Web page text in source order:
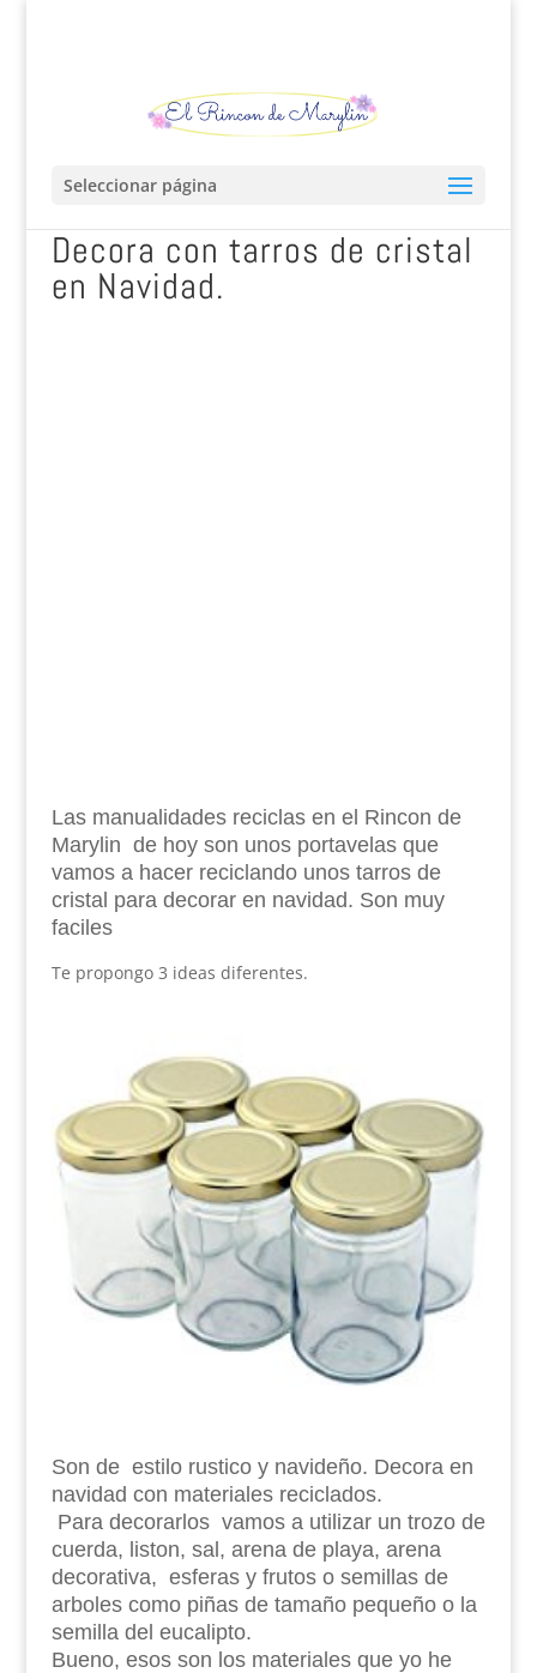
Seleccionar página
Decora con tarros de cristal
en Navidad.
Las manualidades reciclas en el Rincon de
Marylin de hoy son unos portavelas que
vamos a hacer reciclando unos tarros de
cristal para decorar en navidad. Son muy
faciles
Te propongo 3 ideas diferentes.
Son de estilo rustico y navideño. Decora en
navidad con materiales reciclados.
Para decorarlos vamos a utilizar un trozo de
cuerda, liston, sal, arena de playa, arena
decorativa, esferas y frutos o semillas de
arboles como piñas de tamaño pequeño o la
semilla del eucalipto.
Bueno, esos son los materiales que yo he